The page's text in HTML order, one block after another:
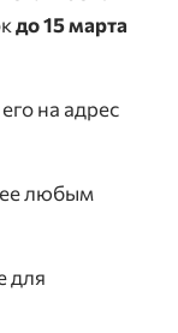
до 15 марта
на адрес
ее любым
для